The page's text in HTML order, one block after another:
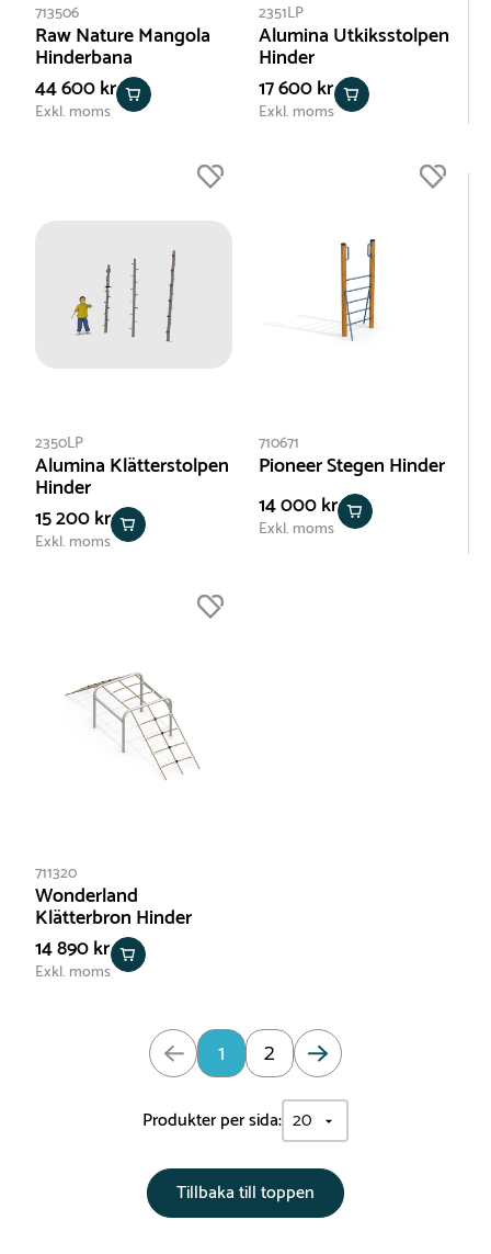
713506
Raw Nature Mangola
Hinderbana
44 600 kr
Exkl. moms
2351LP
Alumina Utkiksstolpen
Hinder
17 600 kr
Exkl. moms
2350LP
Alumina Klätterstolpen
Hinder
15 200 kr
Exkl. moms
710671
Pioneer Stegen Hinder
14 000 kr
Exkl. moms
711320
Wonderland
Klätterbron Hinder
14 890 kr
Exkl. moms
Uppdaterad: Sida 1 av 2 1 2
Produkter per sida:
Tillbaka till toppen